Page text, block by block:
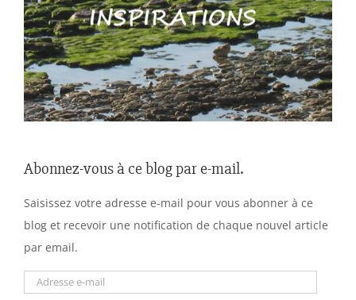
Abonnez-vous à ce blog par e-mail.
Saisissez votre adresse e-mail pour vous abonner à ce
blog et recevoir une notification de chaque nouvel article
par email.
Adresse